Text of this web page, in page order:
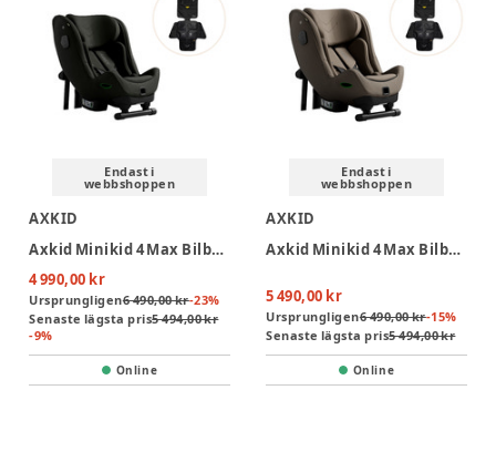
Endast i
webbshoppen
AXKID
Axkid Minikid 4 Max Bilbarnstol Inkl. Sparkskydd - Forest Moss Green
4 990,00 kr
Ursprungligen6 490,00 kr-23%
Senaste lägsta pris5 494,00 kr
-9%
Online
Endast i
webbshoppen
AXKID
Axkid Minikid 4 Max Bilbarnstol Inkl. Sparkskydd - Driftwood Beige
5 490,00 kr
Ursprungligen6 490,00 kr-15%
Senaste lägsta pris5 494,00 kr
Online